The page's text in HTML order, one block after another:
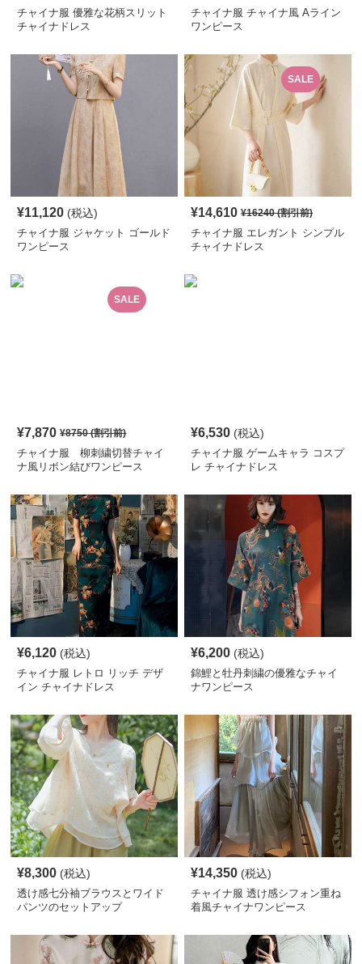
チャイナ服 優雅な花柄スリット
チャイナドレス
チャイナ服 チャイナ風 Aライン
ワンピース
¥11,120 (税込)
チャイナ服 ジャケット ゴールド
ワンピース
SALE
¥14,610 ¥16240(割引前)
チャイナ服 エレガント シンプル
チャイナドレス
SALE
¥7,870 ¥8750(割引前)
チャイナ服 柳刺繍切替チャイ
ナ風リボン結びワンピース
¥6,530 (税込)
チャイナ服 ゲームキャラ コスプ
レ チャイナドレス
¥6,120 (税込)
チャイナ服 レトロ リッチ デザ
イン チャイナドレス
¥6,200 (税込)
錦鯉と牡丹刺繍の優雅なチャイ
ナワンピース
¥8,300 (税込)
透け感七分袖ブラウスとワイド
パンツのセットアップ
¥14,350 (税込)
チャイナ服 透け感シフォン重ね
着風チャイナワンピース